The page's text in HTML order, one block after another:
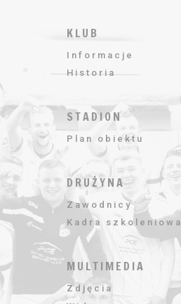
KLUB
Informacje
Historia
STADION
Plan obiektu
DRUŻYNA
Zawodnicy
Kadra szkoleniowa
MULTIMEDIA
Zdjęcia